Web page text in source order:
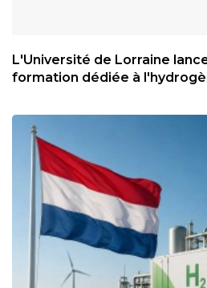
L'Université de Lorraine
formation dédiée à